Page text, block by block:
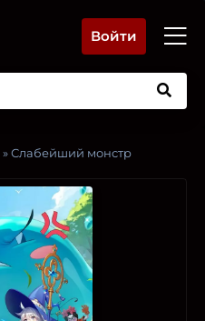
Войти
» Слабейший монстр